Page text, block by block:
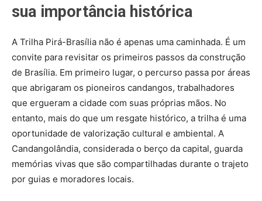
sua importância histórica
A Trilha Pirá-Brasília não é apenas uma caminhada. É um
convite para revisitar os primeiros passos da construção
de Brasília. Em primeiro lugar, o percurso passa por áreas
que abrigaram os pioneiros candangos, trabalhadores
que ergueram a cidade com suas próprias mãos. No
entanto, mais do que um resgate histórico, a trilha é uma
oportunidade de valorização cultural e ambiental. A
Candangolândia, considerada o berço da capital, guarda
memórias vivas que são compartilhadas durante o trajeto
por guias e moradores locais.